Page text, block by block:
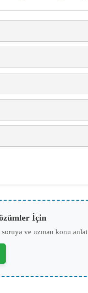
İçin
ve uzman konu